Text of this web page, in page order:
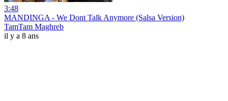
3:48
MANDINGA - We Dont Talk Anymore (Salsa Version)
TamTam Maghreb
il y a 8 ans